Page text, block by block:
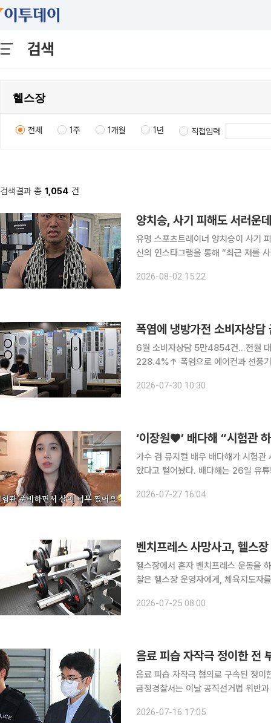
검색
전체 1주 1개월 1년 직접입력
검색결과 총 1,054 건
양치승, 사기 피해도 서러
유명 스포츠트레이너 양치승이 사기 피해에
신의 인스타그램을 통해 “최근 저를
잠시 쉬고 있으며, 따로 개인 PT 수업
2026-08-02 15:22
폭염에 냉방가전 소비자상
6월 소비자상담 5만4854건…전월 대
228.4%↑ 폭염으로 에어컨과 선풍기 등 냉방가전 수요가 늘면서 관련 소비자상담도 두 배 이상
소비자원은 지난달 1372소비자상담
2026-07-30 10:30
‘이장원♥’ 배다해 “시험관
가수 겸 뮤지컬 배우 배다해가 시험
았다고 털어놨다. 배다해는 26일 유튜브 채널 ‘다해는다해’에 공개한 영상에서 시험관 시술을 다시
린다. 그런데 1년 쉬고 나서 시험관을
2026-07-27 16:04
헬스장에서 혼자 벤치프레스 운동을
찰은 헬스장 운영자에게, 체육지도자
안전을 어느 범위까지 관리해야 하는
2026-07-25 08:00
음료 피습 자작극 정이한 전
음료 피습 자작극 혐의로 구속된 정이
금정경찰서는 이날 공직선거법 위반
스크 차림으로 검찰에 출석했다. '왜
2026-07-16 17:05